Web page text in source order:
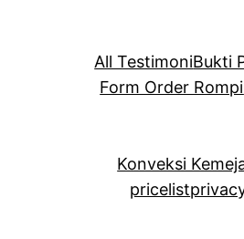
All TestimoniBukti
Form Order Rompi
Konveksi
pricelist